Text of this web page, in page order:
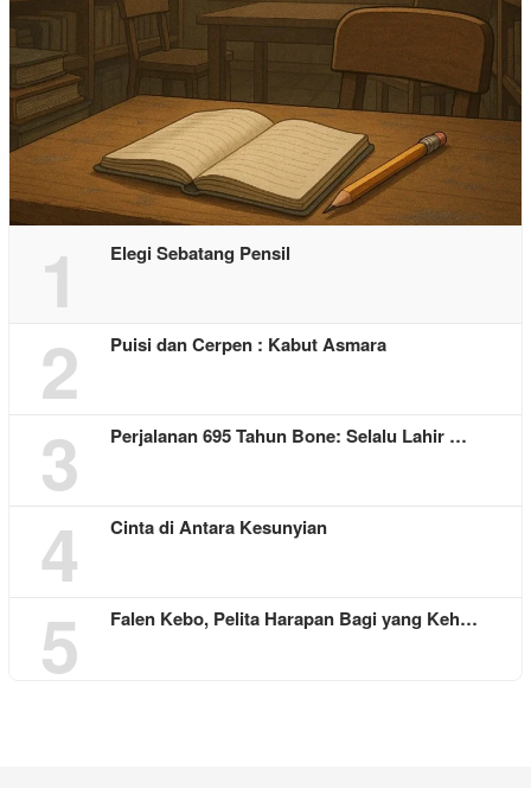
1 Elegi Sebatang Pensil
2 Puisi dan Cerpen : Kabut Asmara
3 Perjalanan 695 Tahun Bone: Selalu Lahir …
4 Cinta di Antara Kesunyian
5 Falen Kebo, Pelita Harapan Bagi yang Keh…